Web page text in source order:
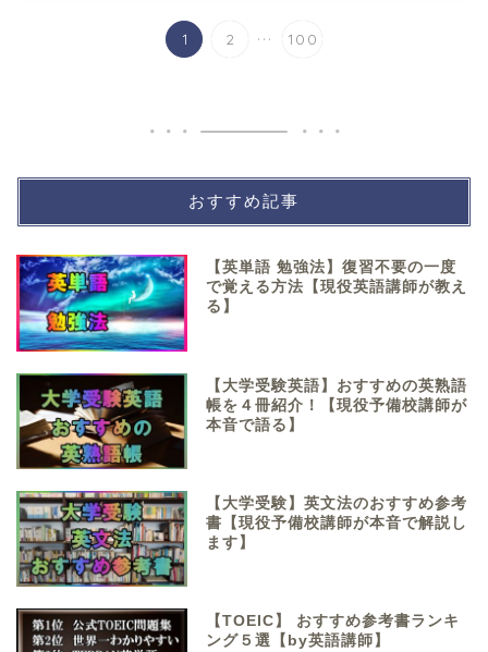
1 2 ... 100
おすすめ記事
【英単語 勉強法】復習不要の一度
で覚える方法【現役英語講師が教え
る】
【大学受験英語】おすすめの英熟語
帳を４冊紹介！【現役予備校講師が
本音で語る】
【大学受験】英文法のおすすめ参考
書【現役予備校講師が本音で解説し
ます】
【TOEIC】 おすすめ参考書ランキ
ング５選【by英語講師】